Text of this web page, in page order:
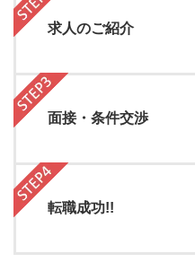
求人のご紹介
面接・条件交渉
転職成功!!